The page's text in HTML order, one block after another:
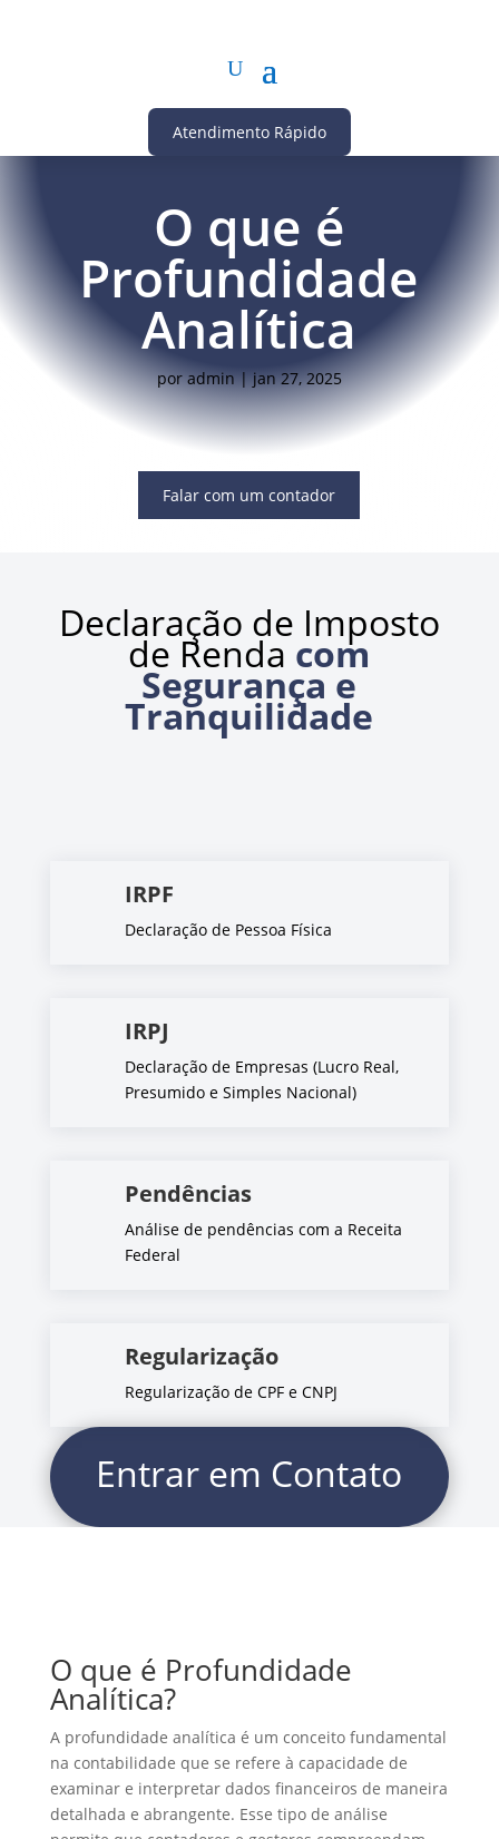
Atendimento Rápido
O que é
Profundidade
Analítica
poradmin|jan 27, 2025
Falar com um contador
Declaração de Imposto
de Renda com
Segurança e
Tranquilidade
IRPF
Declaração de Pessoa Física
IRPJ
Declaração de Empresas (Lucro Real,
Presumido e Simples Nacional)
Pendências
Análise de pendências com a Receita
Federal
Regularização
Regularização de CPF e CNPJ
Entrar em Contato
O que é Profundidade
Analítica?
A profundidade analítica é um conceito fundamental
na contabilidade que se refere à capacidade de
examinar e interpretar dados financeiros de maneira
detalhada e abrangente. Esse tipo de análise